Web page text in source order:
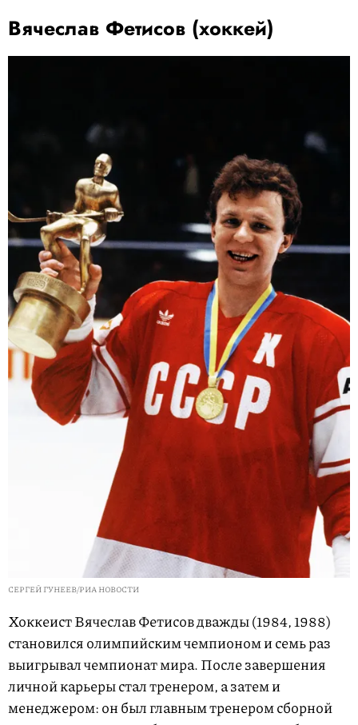
Вячеслав Фетисов (хоккей)
СЕРГЕЙ ГУНЕЕВ/РИА НОВОСТИ
Хоккеист Вячеслав Фетисов дважды (1984, 1988)
становился олимпийским чемпионом и семь раз
выигрывал чемпионат мира. После завершения
личной карьеры стал тренером, а затем и
менеджером: он был главным тренером сборной